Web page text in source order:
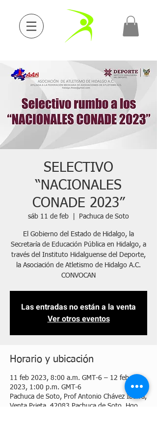
SELECTIVO
“NACIONALES
CONADE 2023”
sáb 11 de feb Pachuca de Soto
El Gobierno del Estado de Hidalgo, la
Secretaría de Educación Pública en Hidalgo, a
través del Instituto Hidalguense del Deporte,
la Asociación de Atletismo de Hidalgo A.C.
CONVOCAN
Las entradas no están a la venta
Ver otros eventos
Horario y ubicación
11 feb 2023, 8:00 a.m. GMT-6 – 12 feb
2023, 1:00 p.m. GMT-6
Pachuca de Soto, Prof Antonio Chávez Ibarra,
Venta Prieta, 42083 Pachuca de Soto, Hgo.,